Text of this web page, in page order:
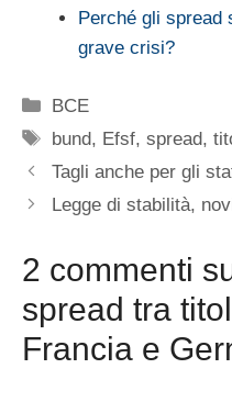
Perché gli spread
grave crisi?
Categorie
BCE
Tag
bund, Efsf,spread,
Tagli anche per gli
Legge di stabilità,
2 commenti
spread tra
Francia e